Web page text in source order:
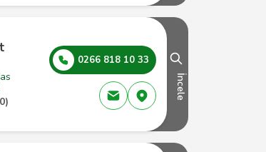
0266 818 10 33
İncele